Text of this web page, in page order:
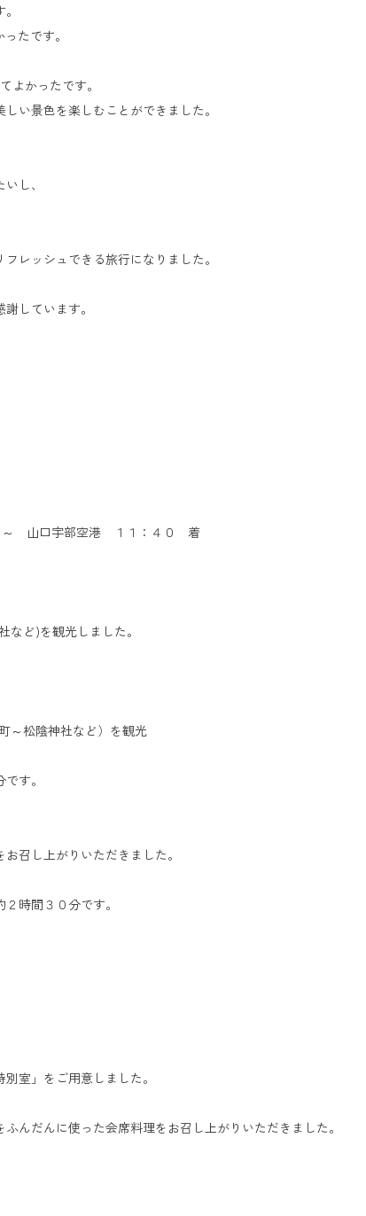
たです。
よかったです。
い景色を楽しむことができました。
し、
レッシュできる旅行になりました。
しています。
山口宇部空港 １１：４０ 着
)を観光しました。
松陰神社など）を観光
。
上がりいただきました。
間３０分です。
」をご用意しました。
んに使った会席料理をお召し上がりいただきました。